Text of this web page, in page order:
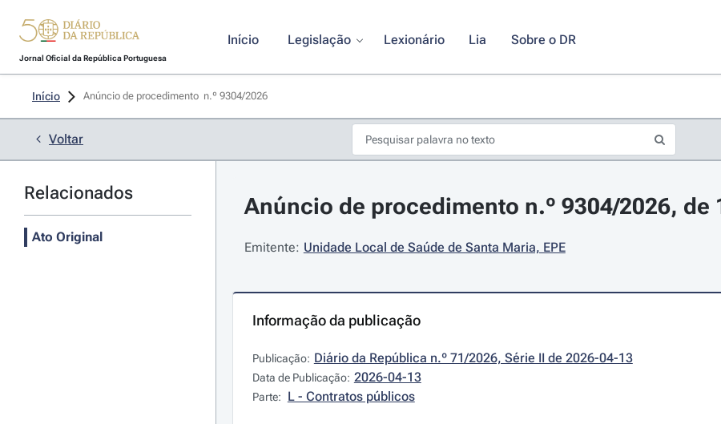
Jornal Oficial da República Portuguesa
Início Legislação Lexionário Lia Sobre o DR
Início Anúncio de procedimento  n.º 9304/2026
Voltar
Relacionados
Ato Original
Anúncio de procedimento n.º 9304/2026, de
Emitente: Unidade Local de Saúde de Santa Maria, EPE
Informação da publicação
Publicação: Diário da República n.º 71/2026, Série II de 2026-04-13
Data de Publicação: 2026-04-13
Parte: L - Contratos públicos